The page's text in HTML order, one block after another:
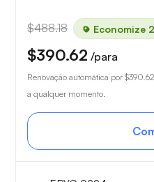
$488.18 Economize
$390.62 /para
Renovação automática por $390.62
a qualquer momento.